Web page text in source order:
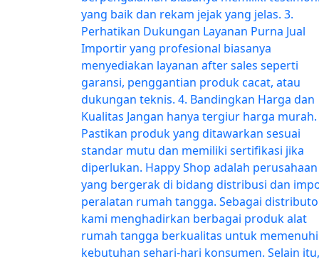
yang baik dan rekam jejak yang jelas. 3.
Perhatikan Dukungan Layanan Purna Jual
Importir yang profesional biasanya
menyediakan layanan after sales seperti
garansi, penggantian produk cacat, atau
dukungan teknis. 4. Bandingkan Harga dan
Kualitas Jangan hanya tergiur harga murah.
Pastikan produk yang ditawarkan sesuai
standar mutu dan memiliki sertifikasi jika
diperlukan. Happy Shop adalah perusahaan
yang bergerak di bidang distribusi dan
peralatan rumah tangga. Sebagai
kami menghadirkan berbagai produk alat
rumah tangga berkualitas untuk memenuhi
kebutuhan sehari-hari konsumen. Selain itu,